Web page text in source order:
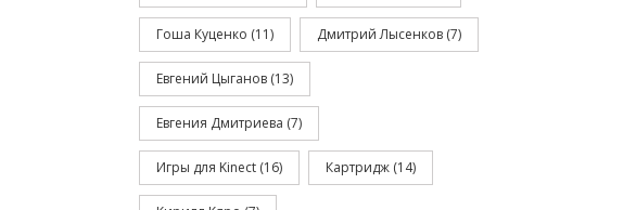
Гоша Куценко (11) Дмитрий Лысенков (7)
Евгений Цыганов (13)
Евгения Дмитриева (7)
Игры для Kinect (16) Картридж (14)